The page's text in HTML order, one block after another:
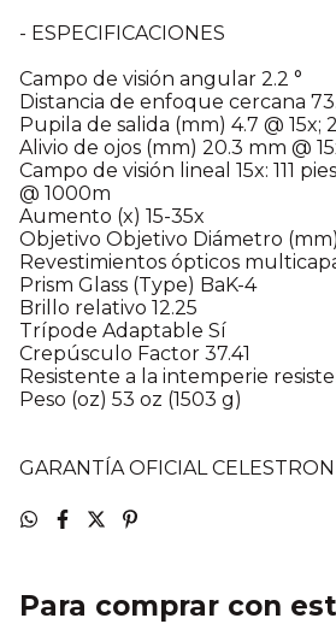
- ESPECIFICACIONES
Campo de visión angular 2.2 °
Distancia de enfoque cercana
Pupila de salida (mm) 4.7 @ 15x;
Alivio de ojos (mm) 20.3 mm @
Campo de visión lineal 15x: 111
@ 1000m
Aumento (x) 15-35x
Objetivo Objetivo Diámetro
Revestimientos ópticos
Prism Glass (Type) BaK-4
Brillo relativo 12.25
Trípode Adaptable Sí
Crepúsculo Factor 37.41
Resistente a la intemperie
Peso (oz) 53 oz (1503 g)
GARANTÍA OFICIAL CELESTRON
Para comprar con